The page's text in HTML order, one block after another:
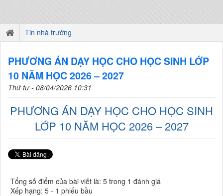
Tin nhà trường
PHƯƠNG ÁN DẠY HỌC CHO HỌC SINH LỚP
10 NĂM HỌC 2026 – 2027
Thứ tư - 08/04/2026 10:31
PHƯƠNG ÁN DẠY HỌC CHO HỌC SINH
LỚP 10 NĂM HỌC 2026 – 2027
Tổng số điểm của bài viết là: 5 trong 1 đánh giá
Xếp hạng: 5 - 1 phiếu bầu